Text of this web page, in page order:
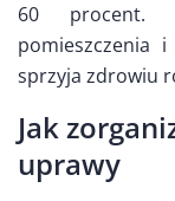
60 procent.
pomieszczenia
sprzyja zdrowiu
Jak
uprawy